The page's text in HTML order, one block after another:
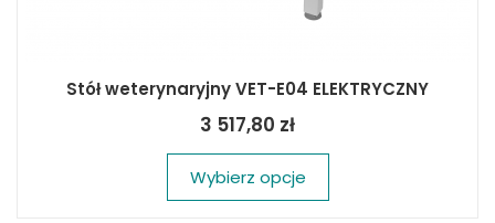
Stół weterynaryjny VET-E04 ELEKTRYCZNY
3 517,80 zł
Wybierz opcje